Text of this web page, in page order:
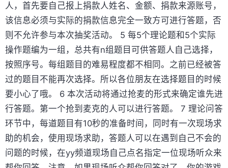
人，首先要自己报上捐款人姓名、金额、捐款来源账号，
该信息必须与实际的捐款信息完全一致方可进行答题，否
则不允许参与本次抽奖活动。 5 每5个理论题和5个实际
操作题编为一组，总共有n组题目可供答题人自己选择，
按照序号。每组题目的难易程度都不相同。之前已经被答
过的题目不能再次选择。所以各位朋友在选择题目的时候
要小心了哦。 6 本次活动将通过抢麦的形式来确定谁先进
行答题。第一个抢到麦克的人可以进行答题。 7 理论问答
环节中，每道题目有10秒的准备时间，同时有一次现场求
助的机会，使用现场求助，答题人可以在遇到自己不会的
问题的时候，在yy频道现场自己点名指定一位现场听众来